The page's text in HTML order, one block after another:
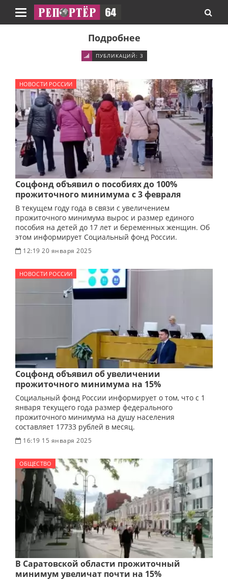
Навигация
Подробнее
ПУБЛИКАЦИЙ: 3
НОВОСТИ РОССИИ
Соцфонд объявил о пособиях до 100%
прожиточного минимума с 3 февраля
В текущем году года в связи с увеличением
прожиточного минимума вырос и размер единого
пособия на детей до 17 лет и беременных женщин. Об
этом информирует Социальный фонд России.
12:19 20 января 2025
НОВОСТИ РОССИИ
Соцфонд объявил об увеличении
прожиточного минимума на 15%
Социальный фонд России информирует о том, что с 1
января текущего года размер федерального
прожиточного минимума на душу населения
составляет 17733 рублей в месяц.
16:19 15 января 2025
ОБЩЕСТВО
В Саратовской области прожиточный
минимум увеличат почти на 15%